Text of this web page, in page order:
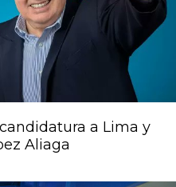
a Lima y
Aliaga